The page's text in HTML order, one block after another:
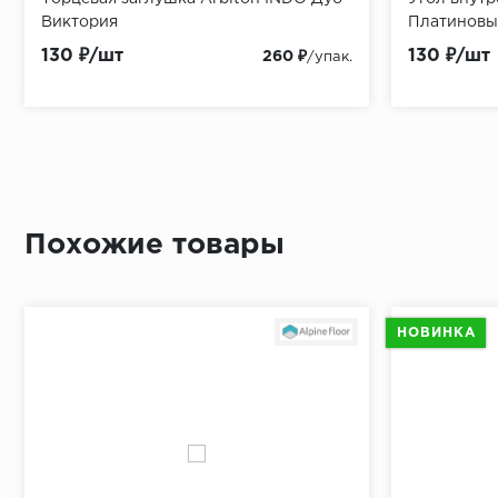
Виктория
130 ₽/шт 260 ₽/упак. 130 ₽/шт
35 ₽/м2 95 ₽/м2
mic
110 ₽/м2 1 100 ₽/упак. 134 ₽/м2
549 ₽/шт 549 ₽/шт
Похожие товары
НОВИНКА